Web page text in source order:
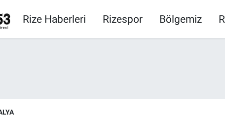
Rize Haberleri Rizespor Bölgemiz